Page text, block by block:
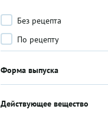
Без рецепта
По рецепту
Форма выпуска
Действующее вещество